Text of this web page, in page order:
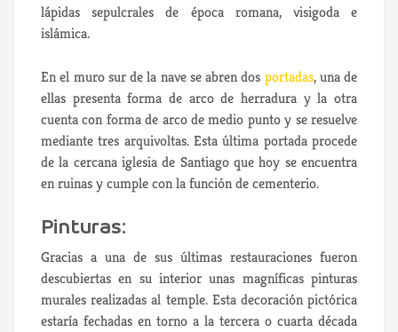
lápidas sepulcrales de época romana, visigoda e
islámica.
En el muro sur de la nave se abren dos portadas, una de
ellas presenta forma de arco de herradura y la otra
cuenta con forma de arco de medio punto y se resuelve
mediante tres arquivoltas. Esta última portada procede
de la cercana iglesia de Santiago que hoy se encuentra
en ruinas y cumple con la función de cementerio.
Pinturas:
Gracias a una de sus últimas restauraciones fueron
descubiertas en su interior unas magníficas pinturas
murales realizadas al temple. Esta decoración pictórica
estaría fechadas en torno a la tercera o cuarta década